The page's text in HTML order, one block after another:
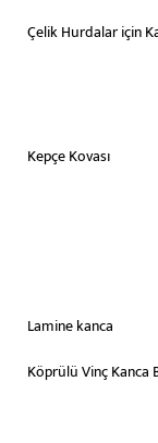
Çelik Hurdalar için
Kepçe Kovası
Lamine kanca
Köprülü Vinç Kanca